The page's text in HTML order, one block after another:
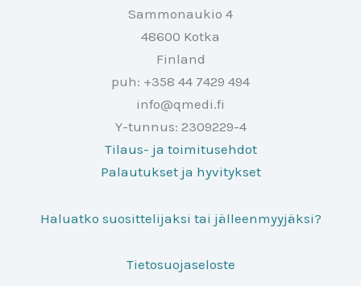
Sammonaukio 4
48600 Kotka
Finland
puh: +358 44 7429 494
info@qmedi.fi
Y-tunnus: 2309229-4
Tilaus- ja toimitusehdot
Palautukset ja hyvitykset
Haluatko suosittelijaksi tai jälleenmyyjäksi?
Tietosuojaseloste